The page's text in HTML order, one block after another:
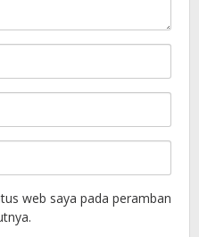
web saya pada peramban